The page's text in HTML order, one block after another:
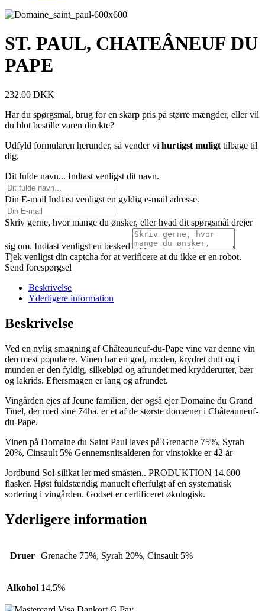
ST. PAUL, CHATEÂNEUF DU
PAPE
232.00 DKK
Har du spørgsmål, brug for en skarp pris på større mængder, eller vil
du blot bestille varen direkte?
Udfyld formularen herunder, så vender vi hurtigst muligt tilbage til
dig.
Dit fulde navn... Indtast venligst dit navn.
Din E-mail Indtast venligst en gyldig e-mail adresse.
Skriv gerne, hvor mange du ønsker, eller hvad dit spørgsmål drejer
sig om. Indtast venligst en besked
Tjek venligst din captcha for at verificere at du ikke er en robot.
Send forespørgsel
Beskrivelse
Yderligere information
Beskrivelse
Ved en nylig smagning af Châteauneuf-du-Pape vine var denne vin
den mest populære. Vinen har en god, moden, krydret duft og i
munden er den fyldig, silkeblød og afrundet med krydderurter, bær
og lakrids. Eftersmagen er lang og afrundet.
Vingården ejes af Jeune familien, der også ejer Domaine du Grand
Tinel, der med sine 74ha. er et af de største domæner i Châteauneuf-
du-Pape.
Vinen på Domaine du Saint Paul laves på Grenache 75%, Syrah
20%, Cinsault 5% Gennemsnitsalderen for vinstokke er 42 år
Jordbund Sol-silikat ler med småsten.. PRODUKTION 14.600
flasker. Høst fuldstændig manuelt efterfulgt af en systematisk
sortering i vingården. Godset er certificeret økologisk.
Yderligere information
Druer Grenache 75%, Syrah 20%, Cinsault 5%
Alkohol 14,5%